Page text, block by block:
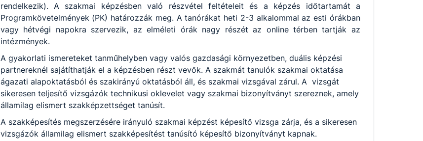
rendelkezik). A szakmai képzésben való részvétel feltételeit és a képzés időtartamát a
Programkövetelmények (PK) határozzák meg. A tanórákat heti 2-3 alkalommal az esti órákban
vagy hétvégi napokra szervezik, az elméleti órák nagy részét az online térben tartják az
intézmények.
A gyakorlati ismereteket tanműhelyben vagy valós gazdasági környezetben, duális képzési
partnereknél sajátíthatják el a képzésben részt vevők. A szakmát tanulók szakmai oktatása
ágazati alapoktatásból és szakirányú oktatásból áll, és szakmai vizsgával zárul. A vizsgát
sikeresen teljesítő vizsgázók technikusi oklevelet vagy szakmai bizonyítványt szereznek, amely
államilag elismert szakképzettséget tanúsít.
A szakképesítés megszerzésére irányuló szakmai képzést képesítő vizsga zárja, és a sikeresen
vizsgázók államilag elismert szakképesítést tanúsító képesítő bizonyítványt kapnak.